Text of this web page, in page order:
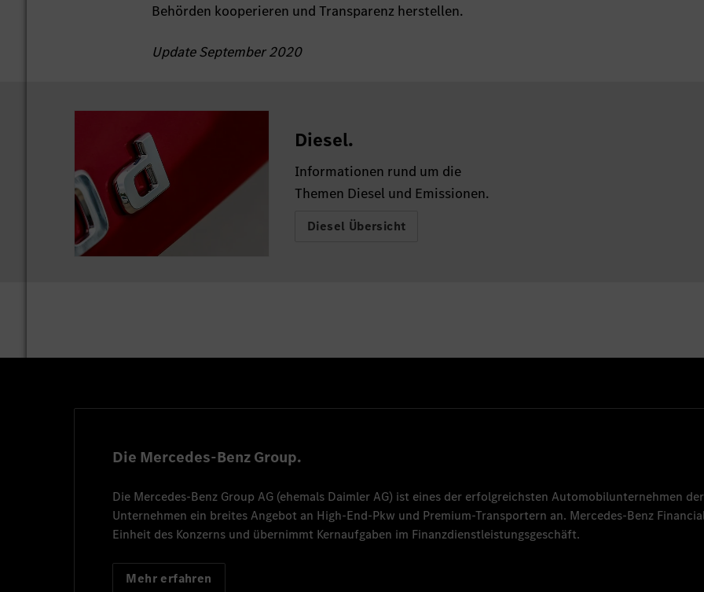
Behörden kooperieren und Transparenz herstellen.
Update September 2020
Diesel.
Informationen rund um die
Themen Diesel und Emissionen.
Diesel Übersicht
Die Mercedes-Benz Group.
Die Mercedes-Benz Group AG (ehemals Daimler AG) ist eines der erfolgreichsten Automobilunternehmen
Unternehmen ein breites Angebot an High-End-Pkw und Premium-Transportern an. Mercedes-Benz
Einheit des Konzerns und übernimmt Kernaufgaben im Finanzdienstleistungsgeschäft.
Mehr erfahren